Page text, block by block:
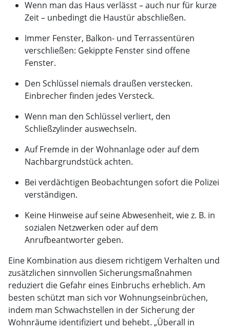
Wenn man das Haus verlässt – auch nur für kurze
Zeit – unbedingt die Haustür abschließen.
Immer Fenster, Balkon- und Terrassentüren
verschließen: Gekippte Fenster sind offene
Fenster.
Den Schlüssel niemals draußen verstecken.
Einbrecher finden jedes Versteck.
Wenn man den Schlüssel verliert, den
Schließzylinder auswechseln.
Auf Fremde in der Wohnanlage oder auf dem
Nachbargrundstück achten.
Bei verdächtigen Beobachtungen sofort die Polizei
verständigen.
Keine Hinweise auf seine Abwesenheit, wie z. B. in
sozialen Netzwerken oder auf dem
Anrufbeantworter geben.
Eine Kombination aus diesem richtigem Verhalten und
zusätzlichen sinnvollen Sicherungsmaßnahmen
reduziert die Gefahr eines Einbruchs erheblich. Am
besten schützt man sich vor Wohnungseinbrüchen,
indem man Schwachstellen in der Sicherung der
Wohnräume identifiziert und behebt. „Überall in